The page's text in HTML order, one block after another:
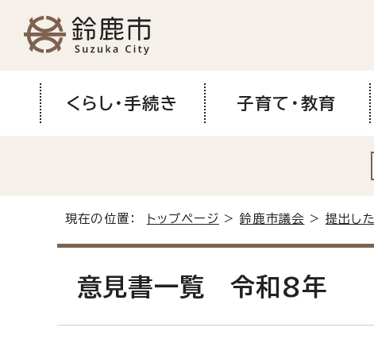
くらし・手続き 子育て・教育
現在の位置： トップページ >鈴鹿市議会 >提出し
意見書一覧 令和8年